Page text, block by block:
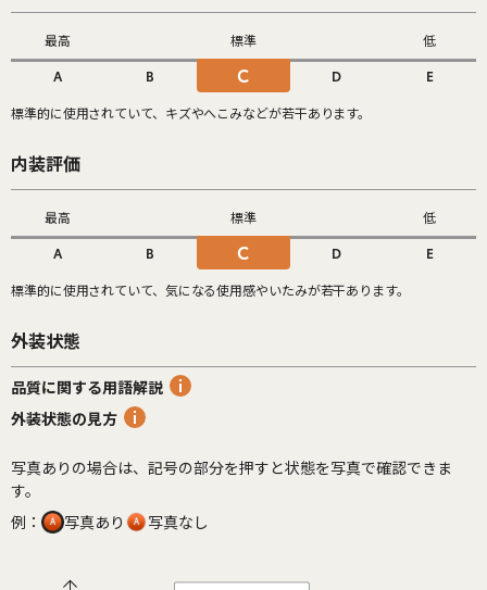
最高 標準 低
A B C D E
標準的に使用されていて、キズやへこみなどが若干あります。
内装評価
最高 標準 低
A B C D E
標準的に使用されていて、気になる使用感やいたみが若干あります。
外装状態
品質に関する用語解説
外装状態の見方
写真ありの場合は、記号の部分を押すと状態を写真で確認できま
す。
例：
写真あり 写真なし